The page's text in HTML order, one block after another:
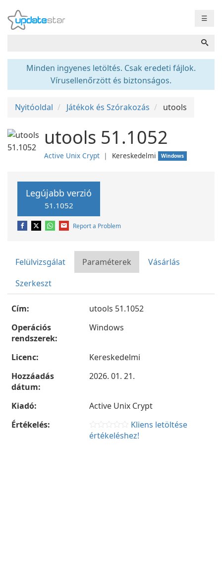
☰
Minden ingyenes letöltés. Csak eredeti fájlok.
Vírusellenőrzött és biztonságos.
Nyitóoldal Játékok és Szórakozás utools
utools 51.1052
Active Unix Crypt ❘ Kereskedelmi Windows
Legújabb verzió
51.1052
Report a Problem
Felülvizsgálat Paraméterek
Vásárlás
Szerkeszt
Cím:
utools 51.1052
Operációs
rendszerek:
Windows
Licenc:
Kereskedelmi
Hozzáadás
dátum:
2026. 01. 21.
Kiadó:
Active Unix Crypt
Értékelés:
Kliens letöltése
értékeléshez!